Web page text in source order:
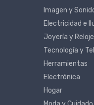
Imagen y
Electricidad e
Joyería y
Tecnología y
Herramientas
Electrónica
Hogar